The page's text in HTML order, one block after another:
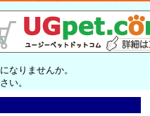
なりませんか。
い。